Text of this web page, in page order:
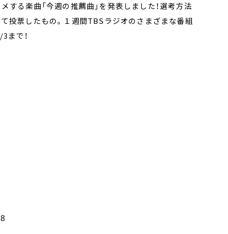
る楽曲「今週の推薦曲」を発表しました！選考方法
投票したもの。１週間TBSラジオのさまざまな番組
まで！​